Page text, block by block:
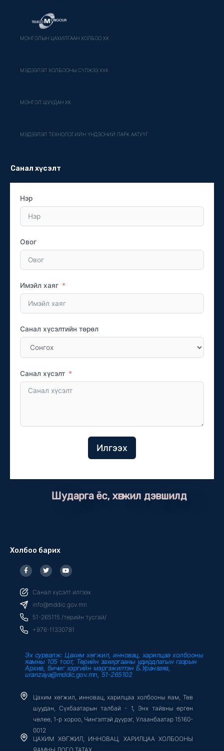
МОНГОЛЫН ЦАХИЛГААН ХОЛБОО ХК
МЭДЭЭЛЭЛ ХОЛБООНЫ СҮЛЖЭЭ ХХК
МОНГОЛ ШУУДАН ХК
МЭДЭЭЛЭЛ ТЕХНОЛОГИЙН ҮНДЭСНИЙ ПАРК ААТУҮГ
Санал хүсэлт
Нэр
Овог
Имэйл хаяг
Санал хүсэлтийн төрөл
Санал хүсэлт
Илгээх
Шударга ёс, хөгжил дэвшилд
Холбоо барих
F
a
c
b
o
o
k
f
T
w
i
t
r
Y
o
u
u
e
Санал хүсэлт илгээх
info@mddic.gov.mn
51-265115 /төрийн тусгай/
+976-11330781
Эх сурвалж: Цахим хөгжил, инновац, харилцаа холбооны
яамны 105 тоот, Төрийн захиргааны удирдлагын газрын
Архив, бичиг хэргийн мэргэжилтэн Б.Уранзаяа,
uranzaya@mddic.gov.mn, 51-265102
Цахим хөгжил, инновац, харилцаа холбооны яам, Төв
шуудан, Сүхбаатарын талбай - 1, Энх тайвны өргөн
чөлөө, 1-р хороо, Чингэлтэй дүүрэг, Улаанбаатар 15160-
0012
ЦАХИМ ХӨГЖИЛ, ИННОВАЦ, ХАРИЛЦАА ХОЛБООНЫ